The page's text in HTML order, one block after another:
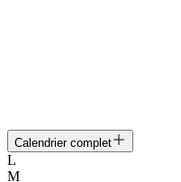
Calendrier complet
L
M